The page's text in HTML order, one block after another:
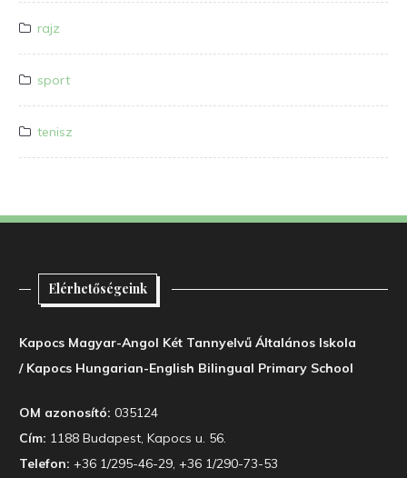
rajz
sport
tenisz
Elérhetőségeink
Kapocs Magyar-Angol Két Tannyelvű Általános Iskola
/ Kapocs Hungarian-English Bilingual Primary School
OM azonosító: 035124
Cím: 1188 Budapest, Kapocs u. 56.
Telefon: +36 1/295-46-29, +36 1/290-73-53